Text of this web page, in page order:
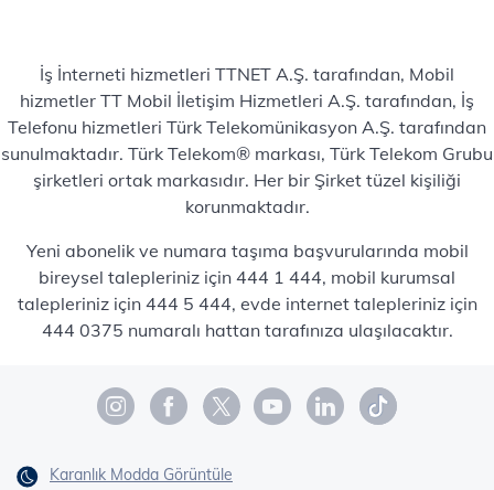
İş İnterneti hizmetleri TTNET A.Ş. tarafından, Mobil
hizmetler TT Mobil İletişim Hizmetleri A.Ş. tarafından, İş
Telefonu hizmetleri Türk Telekomünikasyon A.Ş. tarafından
sunulmaktadır. Türk Telekom® markası, Türk Telekom Grubu
şirketleri ortak markasıdır. Her bir Şirket tüzel kişiliği
korunmaktadır.
Yeni abonelik ve numara taşıma başvurularında mobil
bireysel talepleriniz için 444 1 444, mobil kurumsal
talepleriniz için 444 5 444, evde internet talepleriniz için
444 0375 numaralı hattan tarafınıza ulaşılacaktır.
Karanlık Modda Görüntüle